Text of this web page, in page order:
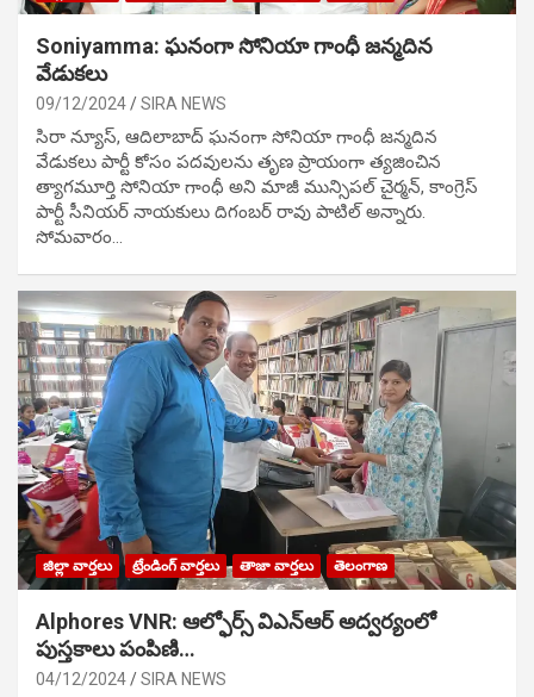
Soniyamma: ఘ‌నంగా సోనియా గాంధీ జ‌న్మ‌దిన
వేడుక‌లు
09/12/2024 SIRA NEWS
సిరా న్యూస్, ఆదిలాబాద్ ఘ‌నంగా సోనియా గాంధీ జ‌న్మ‌దిన
వేడుక‌లు పార్టీ కోసం ప‌ద‌వుల‌ను తృణ ప్రాయంగా త్య‌జించిన
త్యాగమూర్తి సోనియా గాంధీ అని మాజీ మున్సిప‌ల్ చైర్మ‌న్, కాంగ్రెస్
పార్టీ సీనియ‌ర్ నాయ‌కులు దిగంబ‌ర్ రావు పాటిల్ అన్నారు.
సోమవారం…
జిల్లా వార్తలు ట్రేండింగ్ వార్తలు తాజా వార్తలు తెలంగాణ
Alphores VNR: ఆల్ఫోర్స్ విఎన్ఆర్ అద్వర్యంలో
పుస్తకాలు పంపిణి…
04/12/2024 SIRA NEWS